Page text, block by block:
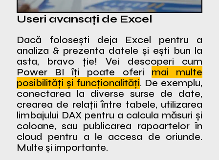
Useri avansați de Excel
Dacă folosești deja Excel pentru a
analiza & prezenta datele și ești bun la
asta, bravo ție! Vei descoperi cum
Power BI îți poate oferi mai multe
posibilități și funcționalități. De exemplu,
conectarea la diverse surse de date,
crearea de relații între tabele, utilizarea
limbajului DAX pentru a calcula măsuri și
coloane, sau publicarea rapoartelor în
cloud pentru a le accesa de oriunde.
Multe și importante.